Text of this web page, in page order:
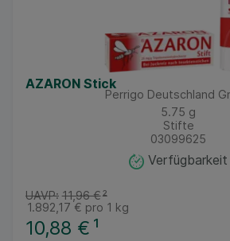
AZARON Stick
Perrigo Deutschland
5.75 g
Stifte
03099625
Verfügbarkeit
10,88 € ¹
UAVP: 11,96 €²
1.892,17 € pro 1 kg